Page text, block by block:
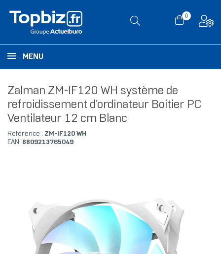
0
MENU
Zalman ZM-IF120 WH système de
refroidissement d’ordinateur Boitier PC
Ventilateur 12 cm Blanc
Référence : ZM-IF120 WH
EAN: 8809213765049